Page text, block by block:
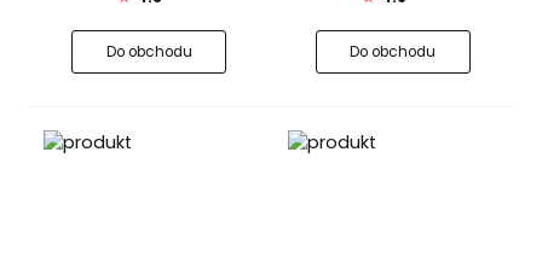
Do obchodu Do obchodu